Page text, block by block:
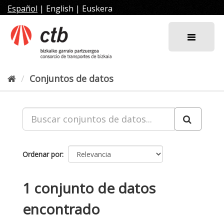
al
contenido
Español | English | Euskera
Conjuntos de datos
Ordenar por
1 conjunto de datos
encontrado